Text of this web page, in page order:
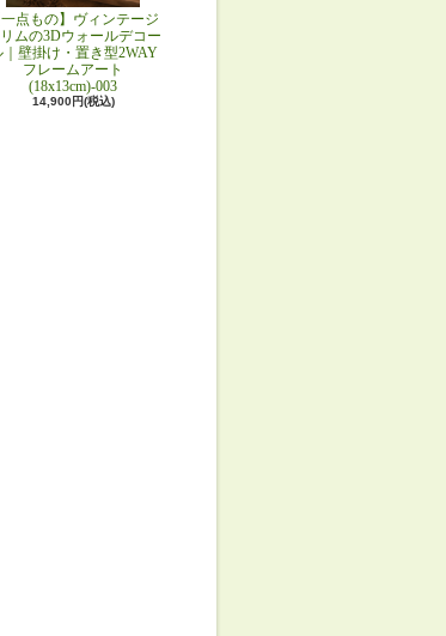
一点もの】ヴィンテージ
ムの3Dウォールデコー
｜壁掛け・置き型2WAY
フレームアート
(18x13cm)-003
14,900円(税込)